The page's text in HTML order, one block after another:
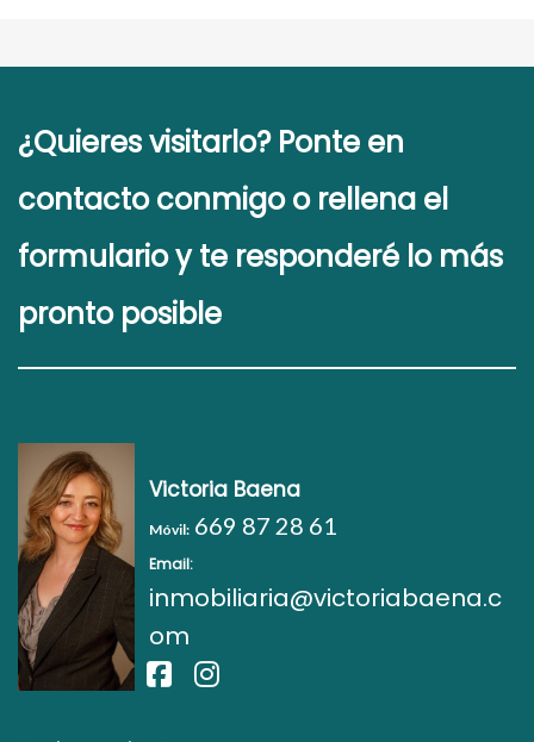
¿Quieres visitarlo? Ponte en
contacto conmigo o rellena el
formulario y te responderé lo más
pronto posible
Victoria Baena
Móvil: 669 87 28 61
Email:
inmobiliaria@victoriabaena.c
om